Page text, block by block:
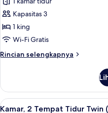
untuk
Kamar,
1
Tempat
King
Kapasitas 3
1 king
Wi-Fi Gratis
Rincian selengkapnya
Rincian
Kamar,
Tempat
Lihat
4
Kamar, 2 Tempat Tidur Twin